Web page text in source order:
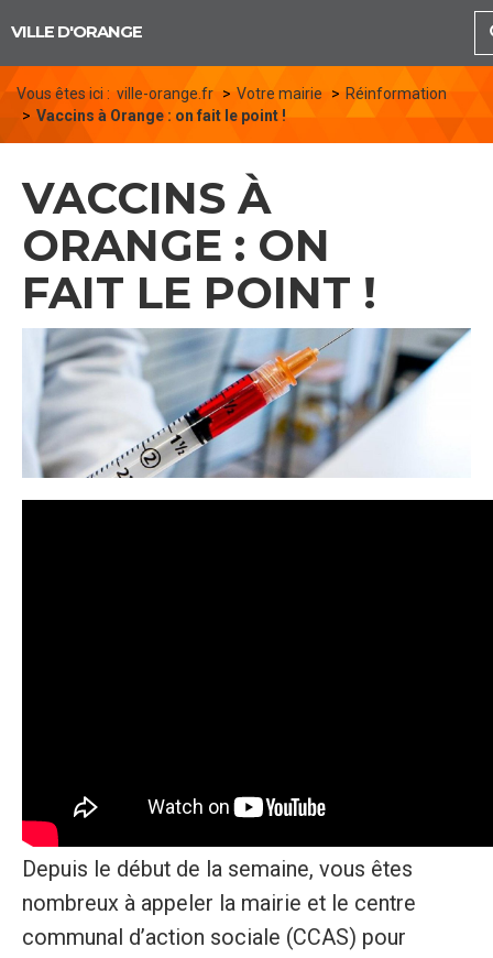
VILLE D'ORANGE
Vous êtes ici : ville-orange.fr Votre mairie
Réinformation
Vaccins à Orange : on fait le point !
VACCINS À
ORANGE : ON
FAIT LE POINT !
Depuis le début de la semaine, vous êtes
nombreux à appeler la mairie et le centre
communal d’action sociale (CCAS) pour